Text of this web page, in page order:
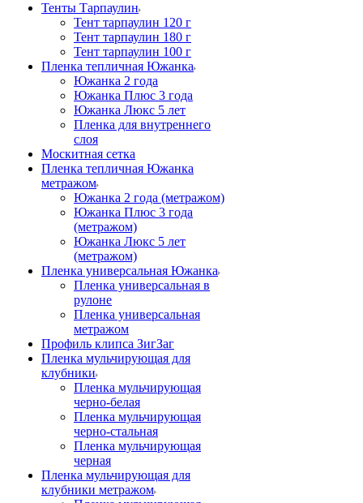
Тенты Тарпаулин
Тент тарпаулин 120 г
Тент тарпаулин 180 г
Тент тарпаулин 100 г
Пленка тепличная Южанка
Южанка 2 года
Южанка Плюс 3 года
Южанка Люкс 5 лет
Пленка для внутреннего
слоя
Москитная сетка
Пленка тепличная Южанка
метражом
Южанка 2 года (метражом)
Южанка Плюс 3 года
(метражом)
Южанка Люкс 5 лет
(метражом)
Пленка универсальная Южанка
Пленка универсальная в
рулоне
Пленка универсальная
метражом
Профиль клипса ЗигЗаг
Пленка мульчирующая для
клубники
Пленка мульчирующая
черно-белая
Пленка мульчирующая
черно-стальная
Пленка мульчирующая
черная
Пленка мульчирующая для
клубники метражом